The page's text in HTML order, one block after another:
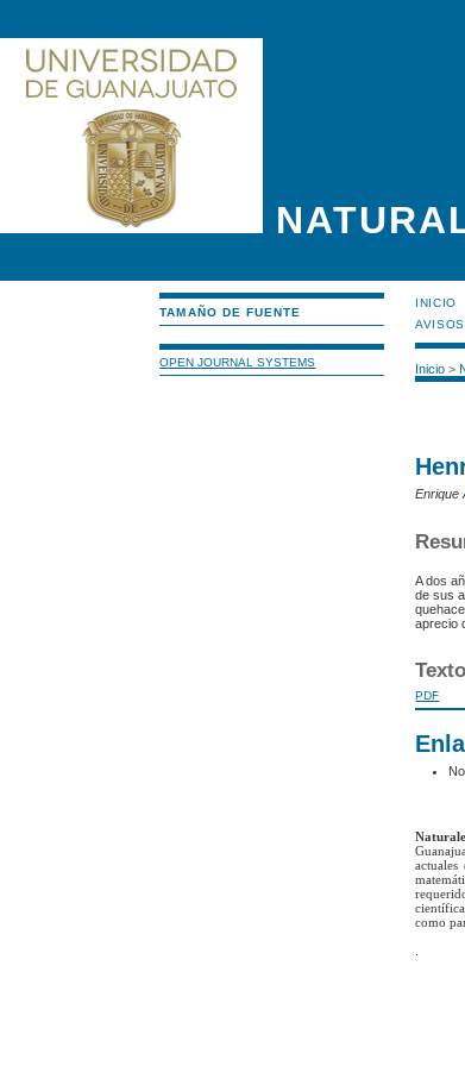
TAMAÑO DE FUENTE
OPEN JOURNAL SYSTEMS
INICIO
AVISOS
Inicio >
Enrique
A dos
de sus
aprecio
PDF
como